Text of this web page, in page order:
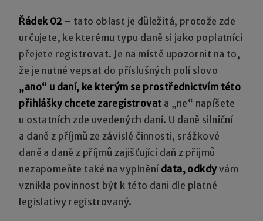
Řádek 02 – tato oblast je důležitá, protože zde
určujete, ke kterému typu daně si jako poplatníci
přejete registrovat. Je na místě upozornit na to,
že je nutné vepsat do příslušných polí slovo
„ano“ u daní, ke kterým se prostřednictvím této
přihlášky chcete zaregistrovat a „ne“ napíšete
u ostatních zde uvedených daní. U daně silniční
a daně z příjmů ze závislé činnosti, srážkové
daně a daně z příjmů zajišťující daň z příjmů
nezapomeňte také na vyplnění data, odkdyvám
vznikla povinnost být k této dani dle platné
legislativy registrovaný.